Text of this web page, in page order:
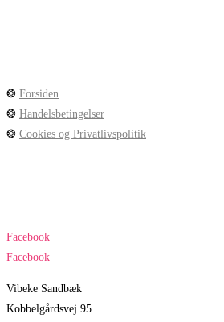
❂ Forsiden
❂ Handelsbetingelser
❂ Cookies og Privatlivspolitik
Facebook
Facebook
Vibeke Sandbæk
Kobbelgårdsvej 95